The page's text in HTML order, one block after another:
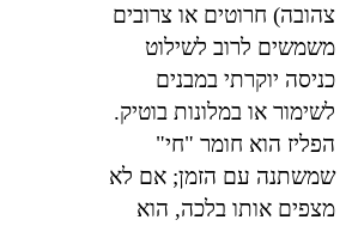
צהובה) חרוטים או צרובים
משמשים לרוב לשילוט
כניסה יוקרתי במבנים
לשימור או במלונות בוטיק.
הפליז הוא חומר "חי"
שמשתנה עם הזמן; אם לא
מצפים אותו בלכה, הוא